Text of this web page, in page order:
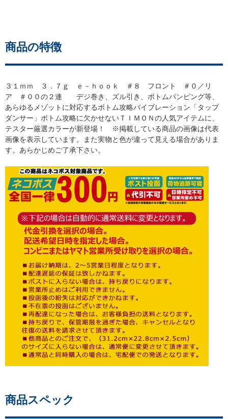
商品の特徴
３１ｍｍ ３．７ｇ ｅ－ｈｏｏｋ ＃８ フロント ＃０／リ
ア ＃００の２連 デジ巻き、ズル引き、ボトムパンピング等、
あらゆるメゾットに対応するボトム攻略バイブレーション「タップ
ダンサー」ボトム攻略に欠かせないＴＩＭＯＮの人気アイテムに、
テスター厳選カラーが新登場！ ※掲載している商品の画像は代表
画像を表示しています。また実物と色が違って見える場合がありま
す。あらかじめご了承下さい。
商品スペック